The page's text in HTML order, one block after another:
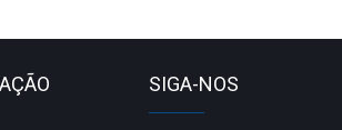
SIGA-NOS